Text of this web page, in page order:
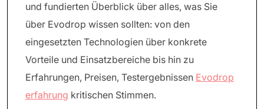
und fundierten Überblick über alles, was Sie
über Evodrop wissen sollten: von den
eingesetzten Technologien über konkrete
Vorteile und Einsatzbereiche bis hin zu
Erfahrungen, Preisen, Testergebnissen Evodrop
erfahrung kritischen Stimmen.